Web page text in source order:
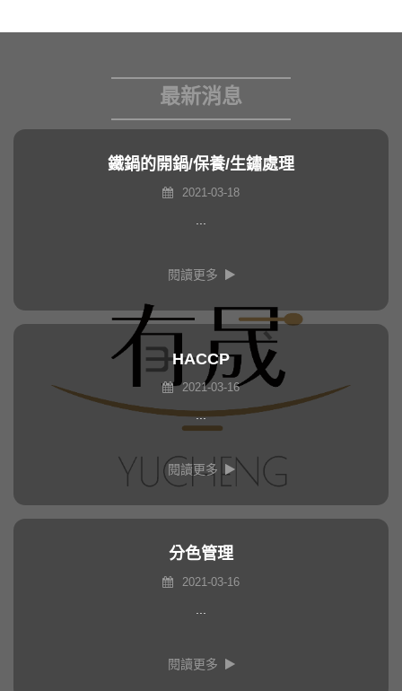
最新消息
鐵鍋的開鍋/保養/生鏽處理
2021-03-18
...
閱讀更多
HACCP
2021-03-16
...
閱讀更多
分色管理
2021-03-16
...
閱讀更多